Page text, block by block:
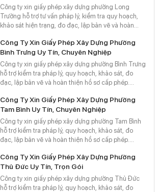
tiện và đúng quy định.
Công ty xin giấy phép xây dựng phường Long
Trường hỗ trợ tư vấn pháp lý, kiểm tra quy hoạch,
khảo sát hiện trạng, đo đạc, lập bản vẽ và hoàn
Sài Gòn cung cấp giải pháp chuyên nghiệp, giúp
khách hàng tiết kiệm thời gian và hạn chế sai sót.
Công Ty Xin Giấy Phép Xây Dựng Phường
Bình Trưng Uy Tín, Chuyên Nghiệp
Công ty xin giấy phép xây dựng phường Bình Trưng
hỗ trợ kiểm tra pháp lý, quy hoạch, khảo sát, đo
đạc, lập bản vẽ và hoàn thiện hồ sơ cấp phép.
vụ chuyên nghiệp, minh bạch, giúp khách hàng tiết
kiệm thời gian và hạn chế sai sót.
Công Ty Xin Giấy Phép Xây Dựng Phường
Tam Bình Uy Tín, Chuyên Nghiệp
Công ty xin giấy phép xây dựng phường Tam Bình
hỗ trợ kiểm tra pháp lý, quy hoạch, khảo sát, đo
đạc, lập bản vẽ và hoàn thiện hồ sơ cấp phép.
vụ chuyên nghiệp, minh bạch, giúp khách hàng tiết
kiệm thời gian và hạn chế sai sót.
Công Ty Xin Giấy Phép Xây Dựng Phường
Thủ Đức Uy Tín, Trọn Gói
Công ty xin giấy phép xây dựng phường Thủ Đức
hỗ trợ kiểm tra pháp lý, quy hoạch, khảo sát, đo